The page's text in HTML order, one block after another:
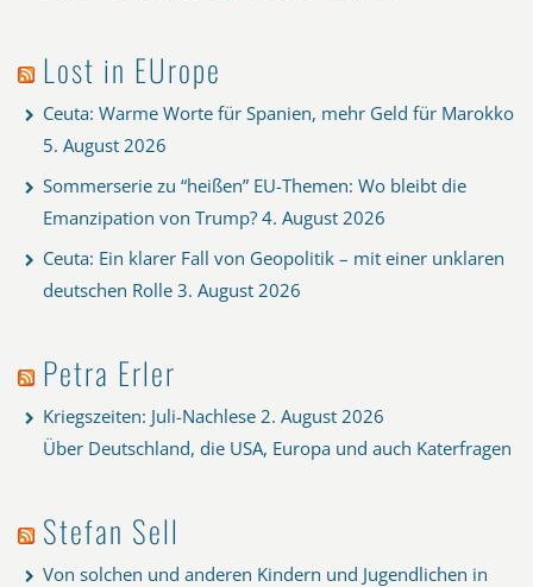
Lost in EUrope
Ceuta: Warme Worte für Spanien, mehr Geld für Marokko
5. August 2026
Sommerserie zu “heißen” EU-Themen: Wo bleibt die
Emanzipation von Trump? 4. August 2026
Ceuta: Ein klarer Fall von Geopolitik – mit einer unklaren
deutschen Rolle 3. August 2026
Petra Erler
Kriegszeiten: Juli-Nachlese 2. August 2026
Über Deutschland, die USA, Europa und auch Katerfragen
Stefan Sell
Von solchen und anderen Kindern und Jugendlichen in